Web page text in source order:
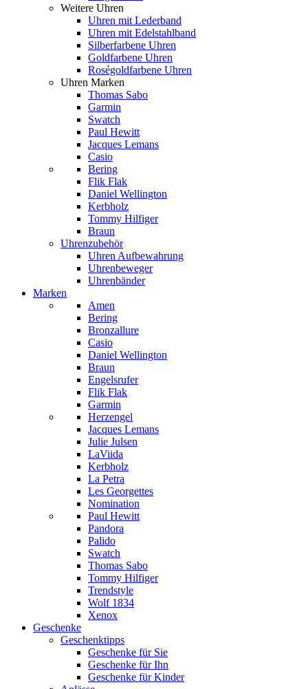
Weitere Uhren
Uhren mit Lederband
Uhren mit Edelstahlband
Silberfarbene Uhren
Goldfarbene Uhren
Roségoldfarbene Uhren
Uhren Marken
Thomas Sabo
Garmin
Swatch
Paul Hewitt
Jacques Lemans
Casio
Bering
Flik Flak
Daniel Wellington
Kerbholz
Tommy Hilfiger
Braun
Uhrenzubehör
Uhren Aufbewahrung
Uhrenbeweger
Uhrenbänder
Marken
Amen
Bering
Bronzallure
Casio
Daniel Wellington
Braun
Engelsrufer
Flik Flak
Garmin
Herzengel
Jacques Lemans
Julie Julsen
LaViida
Kerbholz
La Petra
Les Georgettes
Nomination
Paul Hewitt
Pandora
Palido
Swatch
Thomas Sabo
Tommy Hilfiger
Trendstyle
Wolf 1834
Xenox
Geschenke
Geschenktipps
Geschenke für Sie
Geschenke für Ihn
Geschenke für Kinder